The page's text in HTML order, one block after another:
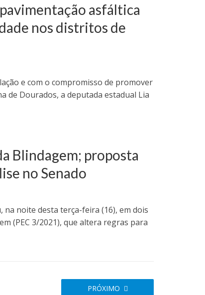
asfáltica
nos distritos de
e com o compromisso de promover
de Dourados, a deputada estadual Lia
Blindagem; proposta
no Senado
na noite desta terça-feira (16), em dois
(PEC 3/2021), que altera regras para
PRÓXIMO